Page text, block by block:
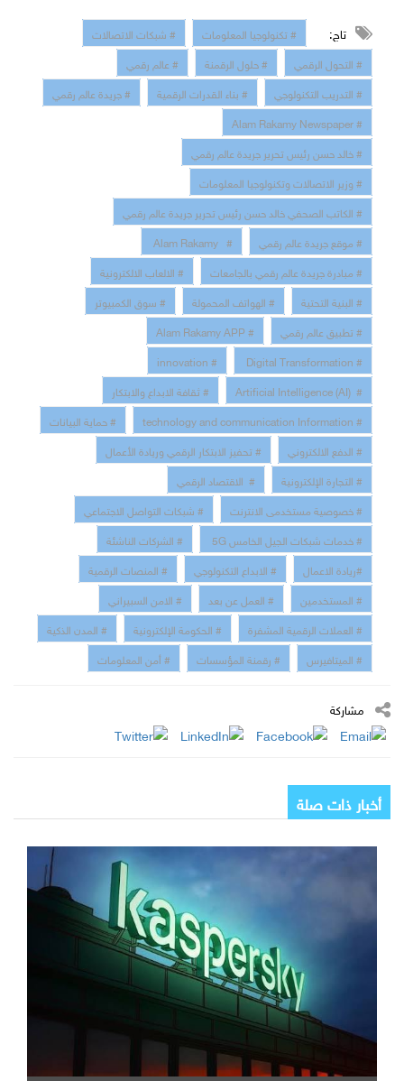
تاج: # تكنولوجيا المعلومات
# شبكات الاتصالات
# التحول الرقمي
# حلول الرقمنة
# عالم رقمي
# التدريب التكنولوجي
# بناء القدرات الرقمية
# جريدة عالم رقمي
# Alam Rakamy Newspaper
# خالد حسن رئيس تحرير جريدة عالم رقمي
# وزير الاتصالات وتكنولوجيا المعلومات
# الكاتب الصحفي خالد حسن رئيس تحرير جريدة عالم رقمي
# موقع جريدة عالم رقمي
# Alam Rakamy
# مبادرة جريدة عالم رقمي بالجامعات
# الالعاب الالكترونية
# البنية التحتية
# الهواتف المحمولة
# سوق الكمبيوتر
# تطبيق عالم رقمي
# Alam Rakamy APP
# Digital Transformation
# innovation
# Artificial Intelligence (AI)
# ثقافة الابداع والابتكار
# technology and communication Information
# حماية البيانات
# الدفع الالكتروني
# تحفيز الابتكار الرقمي وريادة الأعمال
# التجارة الإلكترونية
# الاقتصاد الرقمي
# خصوصية مستخدمى الانترنت
# شبكات التواصل الاجتماعي
# خدمات شبكات الجيل الخامس 5G
# الشركات الناشئة
#ريادة الاعمال
# الابداع التكنولوجي
# المنصات الرقمية
# المستخدمين
# العمل عن بعد
# الامن السبيراني
# العملات الرقمية المشفرة
# الحكومة الإلكترونية
# المدن الذكية
# الميتافيرس
# رقمنة المؤسسات # أمن المعلومات
مشاركة
أخبار ذات صلة